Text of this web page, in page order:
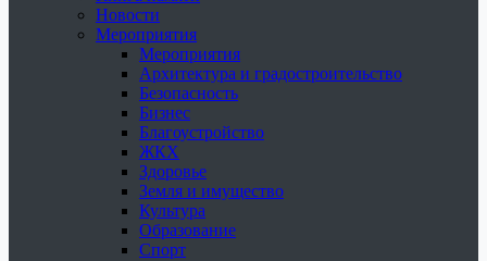
Новости
Мероприятия
Мероприятия
Архитектура и градостроительство
Безопасность
Бизнес
Благоустройство
ЖКХ
Здоровье
Земля и имущество
Культура
Образование
Спорт